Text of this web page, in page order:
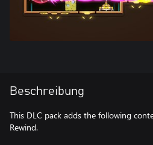
Beschreibung
This DLC pack adds the following
Rewind.